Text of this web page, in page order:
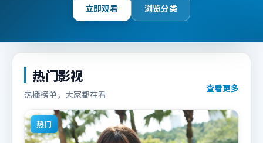
立即观看 浏览分类
热门影视
热播榜单，大家都在看
查看更多
热门